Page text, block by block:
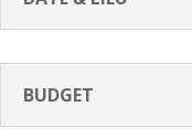
BUDGET